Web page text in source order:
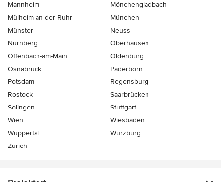
Mannheim
Mönchen­gladbach
Mülheim-an-der-Ruhr
München
Münster
Neuss
Nürnberg
Oberhausen
Offenbach-am-Main
Oldenburg
Osnabrück
Paderborn
Potsdam
Regensburg
Rostock
Saarbrücken
Solingen
Stuttgart
Wien
Wiesbaden
Wuppertal
Würzburg
Zürich